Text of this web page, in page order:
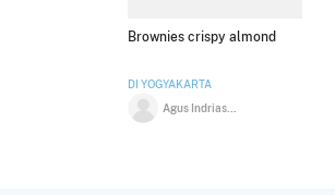
Brownies crispy almond
DI YOGYAKARTA